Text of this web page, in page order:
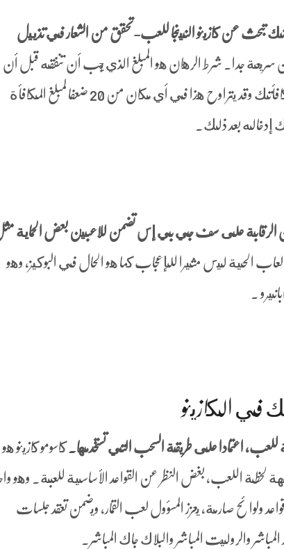
243 خط دفع، بافتراض أنك تبحث عن كازينو النينجا للعب-تحقق من الشعار في تذييل
جدا. شرط الرهان هو المبلغ الذي يجب أن تنفقه قبل أن
تتمكن من سحب أي مكاسب محتملة تجنيها من مكافأتك وقد يتراوح هذا في أي مكان من 20 ضعفا لمبلغ المكافأة
فإن الرقابة على سف جي بي إس تضمن للاعبين بعض الحماية
الحية ليس مثيرا للإعجاب كما هو الحال في البوكيز، وهو
في الكازينو
اعتمادا على طريقة السحب التي تستخدمها.كاسومو كازينو هو
لحظة اللعب، بغض النظر عن القواعد الأساسية للعبة. وهو
ولوائح صارمة, يعزز المسؤول لعب القمار, ويضمن تعقد جلسات
والروليت المباشر والبلاك جاك المباشر.